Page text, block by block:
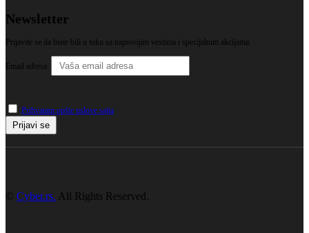
Newsletter
Prijavite se da biste bili u toku sa najnovijim vestima i specijalnim akcijama.
Email adresa:
Prihvatam opšte uslove sajta
© Cyber.rs. All Rights Reserved.